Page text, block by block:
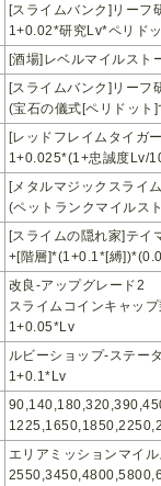
[スライムバンク]リーフ
1+0.02*研究Lv*ペリド
[酒場]レベルマイルスト
[スライムバンク]リーフ
(宝石の儀式[ペリドット
[レッドフレイムタイガ
1+0.025*(1+忠誠度Lv/
[メタルマジックスライ
(ペットランクマイルス
[スライムの隠れ家]テイ
+[階層]*(1+0.1*[縛
改良-アップグレード2
スライムコインキャッ
1+0.05*Lv
ルビーショップ-ステー
1+0.1*Lv
エリアミッションマイ